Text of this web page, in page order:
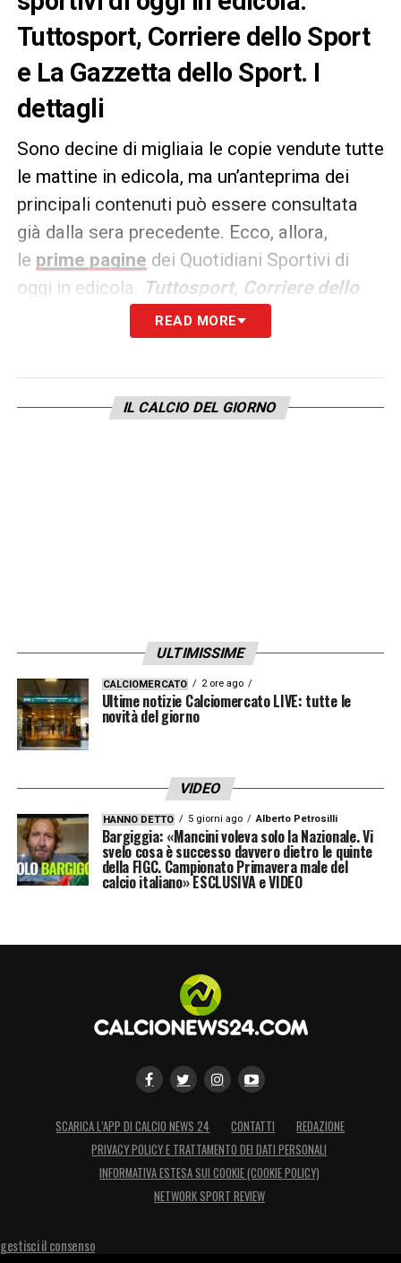
Tuttosport, Corriere dello Sport
e La Gazzetta dello Sport. I
dettagli
Sono decine di migliaia le copie vendute tutte
le mattine in edicola, ma un’anteprima dei
principali contenuti può essere consultata
già dalla sera precedente. Ecco, allora,
le prime pagine dei Quotidiani Sportivi di
oggi in edicola.
Tuttosport, Corriere dello
Sport e La Gazzetta dello
rappresentano i principali quotidiani
READ MORE
IL CALCIO DEL GIORNO
ULTIMISSIME
CALCIOMERCATO 2 ore ago
Ultime notizie Calciomercato LIVE: tutte le
novità del giorno
VIDEO
HANNO DETTO 5 giorni ago Alberto Petrosilli
Bargiggia: «Mancini voleva solo la Nazionale. Vi
svelo cosa è successo davvero dietro le quinte
della FIGC. Campionato Primavera male del
calcio italiano» ESCLUSIVA e VIDEO
SCARICA L’APP DI CALCIO NEWS 24 CONTATTI
REDAZIONE
PRIVACY POLICY E TRATTAMENTO DEI DATI PERSONALI
INFORMATIVA ESTESA SUI COOKIE (COOKIE POLICY)
NETWORK SPORT REVIEW
gestisci il consenso